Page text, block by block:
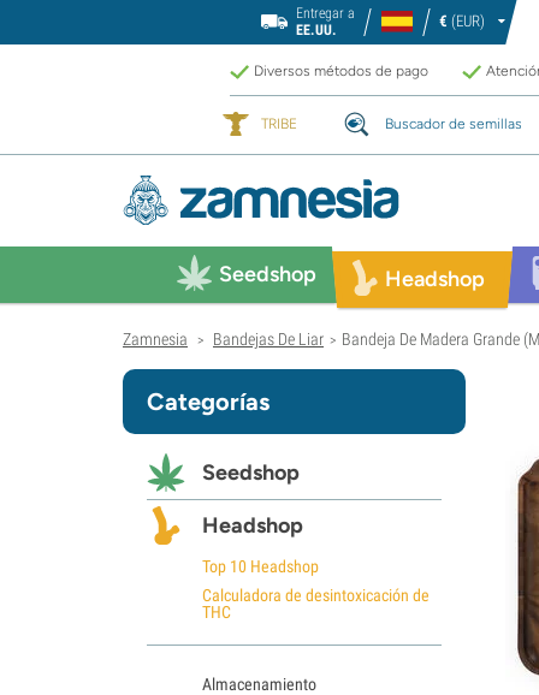
Entregar a
EE.UU.
€ (EUR)
Diversos métodos de pago
TRIBE Buscador de semillas
Seedshop Headshop
Zamnesia > Bandejas De Liar > Bandeja De Madera Grande
Categorías
Seedshop
Headshop
Top 10 Headshop
Calculadora de desintoxicación de
THC
Almacenamiento